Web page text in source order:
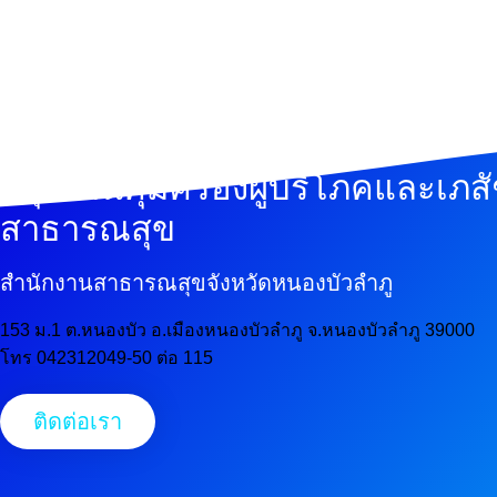
กลุ่มงานคุ้มครองผู้บริโภคและเภ
สาธารณสุข
สำนักงานสาธารณสุขจังหวัดหนองบัวลำภู
153 ม.1 ต.หนองบัว อ.เมืองหนองบัวลำภู จ.หนองบัวลำภู 39000
โทร 042312049-50 ต่อ 115
ติดต่อเรา